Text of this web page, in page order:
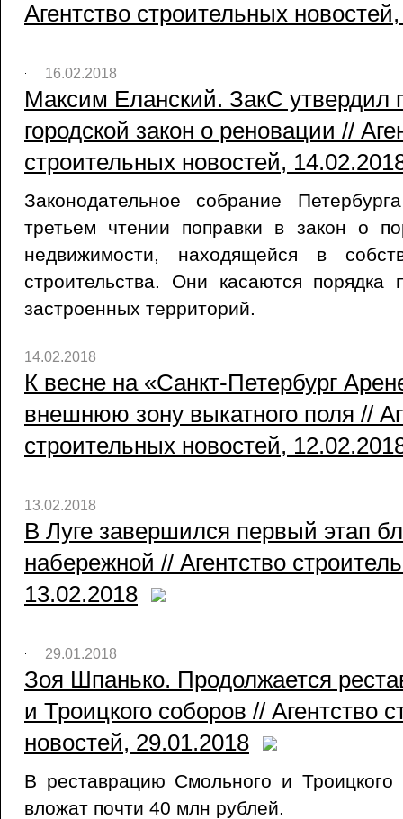
Агентство строительных
16.02.2018
Максим Еланский. ЗакС утвердил
городской закон о реновации //
строительных новостей,
Законодательное собрание
третьем чтении поправки в закон о
недвижимости, находящейся в
строительства. Они касаются порядка
застроенных территорий.
14.02.2018
К весне на «Санкт-Петербург
внешнюю зону выкатного поля //
строительных новостей,
13.02.2018
В Луге завершился первый этап
набережной // Агентство
13.02.2018
29.01.2018
Зоя Шпанько. Продолжается
и Троицкого соборов // Агентство
новостей, 29.01.2018
В реставрацию Смольного и Троицкого
вложат почти 40 млн рублей.